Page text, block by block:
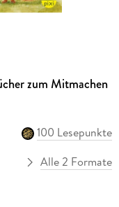
zum Mitmachen
100 Lesepunkte
Alle 2 Formate